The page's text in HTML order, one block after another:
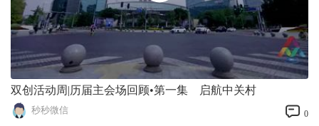
双创活动周|历届主会场回顾•第一集 启航中关村
秒秒微信 0